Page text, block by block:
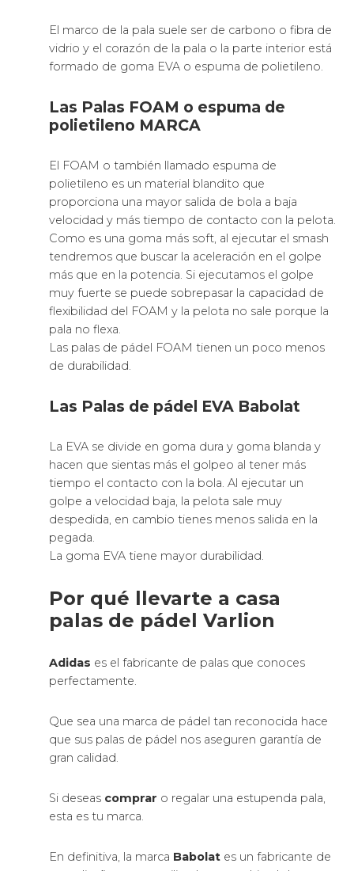
El marco de la pala suele ser de carbono o fibra de
vidrio y el corazón de la pala o la parte interior está
formado de goma EVA o espuma de polietileno.
Las Palas FOAM o espuma de
polietileno MARCA
El FOAM o también llamado espuma de
polietileno es un material blandito que
proporciona una mayor salida de bola a baja
velocidad y más tiempo de contacto con la pelota.
Como es una goma más soft, al ejecutar el smash
tendremos que buscar la aceleración en el golpe
más que en la potencia. Si ejecutamos el golpe
muy fuerte se puede sobrepasar la capacidad de
flexibilidad del FOAM y la pelota no sale porque la
pala no flexa.
Las palas de pádel FOAM tienen un poco menos
de durabilidad.
Las Palas de pádel EVA Babolat
La EVA se divide en goma dura y goma blanda y
hacen que sientas más el golpeo al tener más
tiempo el contacto con la bola. Al ejecutar un
golpe a velocidad baja, la pelota sale muy
despedida, en cambio tienes menos salida en la
pegada.
La goma EVA tiene mayor durabilidad.
Por qué llevarte a casa
palas de pádel Varlion
Adidas es el fabricante de palas que conoces
perfectamente.
Que sea una marca de pádel tan reconocida hace
que sus palas de pádel nos aseguren garantía de
gran calidad.
Si deseas comprar o regalar una estupenda pala,
esta es tu marca.
En definitiva, la marca Babolat es un fabricante de